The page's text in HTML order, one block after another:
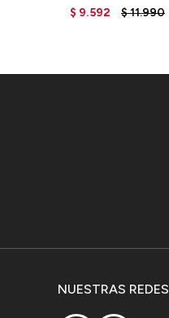
SF1FDF7 - NEON
$ 9.592 $11.990
NUESTRAS